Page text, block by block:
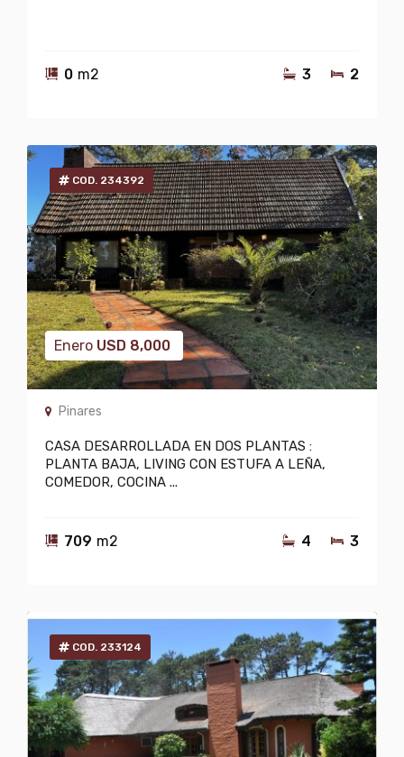
0 m2 2
3
COD. 234392
Enero USD 8,000
Pinares
CASA DESARROLLADA EN DOS PLANTAS :
PLANTA BAJA, LIVING CON ESTUFA A LEÑA,
COMEDOR, COCINA ...
709 m2 3
4
COD. 233124